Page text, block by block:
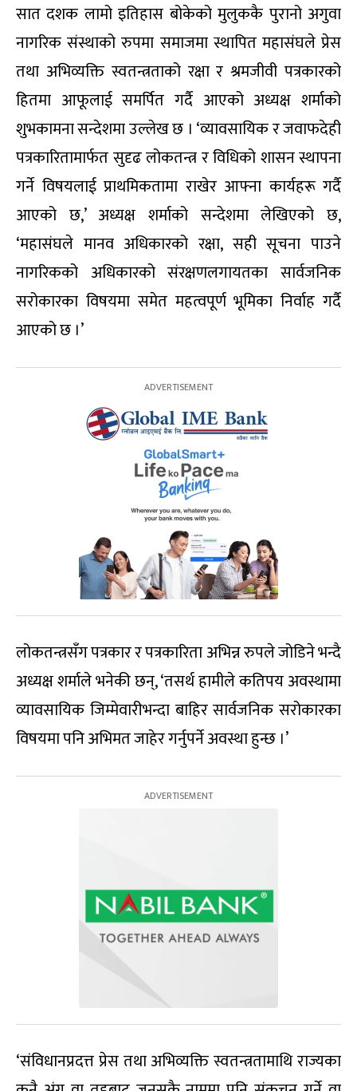
सात दशक लामो इतिहास बोकेको मुलुककै पुरानो अगुवा
नागरिक संस्थाको रुपमा समाजमा स्थापित महासंघले प्रेस
तथा अभिव्यक्ति स्वतन्त्रताको रक्षा र श्रमजीवी पत्रकारको
हितमा आफूलाई समर्पित गर्दै आएको अध्यक्ष शर्माको
शुभकामना सन्देशमा उल्लेख छ । ‘व्यावसायिक र जवाफदेही
पत्रकारितामार्फत सुदृढ लोकतन्त्र र विधिको शासन स्थापना
गर्ने विषयलाई प्राथमिकतामा राखेर आफ्ना कार्यहरू गर्दै
आएको छ,’ अध्यक्ष शर्माको सन्देशमा लेखिएको छ,
‘महासंघले मानव अधिकारको रक्षा, सही सूचना पाउने
नागरिकको अधिकारको संरक्षणलगायतका सार्वजनिक
सरोकारका विषयमा समेत महत्वपूर्ण भूमिका निर्वाह गर्दै
आएको छ ।’
लोकतन्त्रसँग पत्रकार र पत्रकारिता अभिन्न रुपले जोडिने भन्दै
अध्यक्ष शर्माले भनेकी छन्, ‘तसर्थ हामीले कतिपय अवस्थामा
व्यावसायिक जिम्मेवारीभन्दा बाहिर सार्वजनिक सरोकारका
विषयमा पनि अभिमत जाहेर गर्नुपर्ने अवस्था हुन्छ ।’
‘संविधानप्रदत्त प्रेस तथा अभिव्यक्ति स्वतन्त्रतामाथि राज्यका